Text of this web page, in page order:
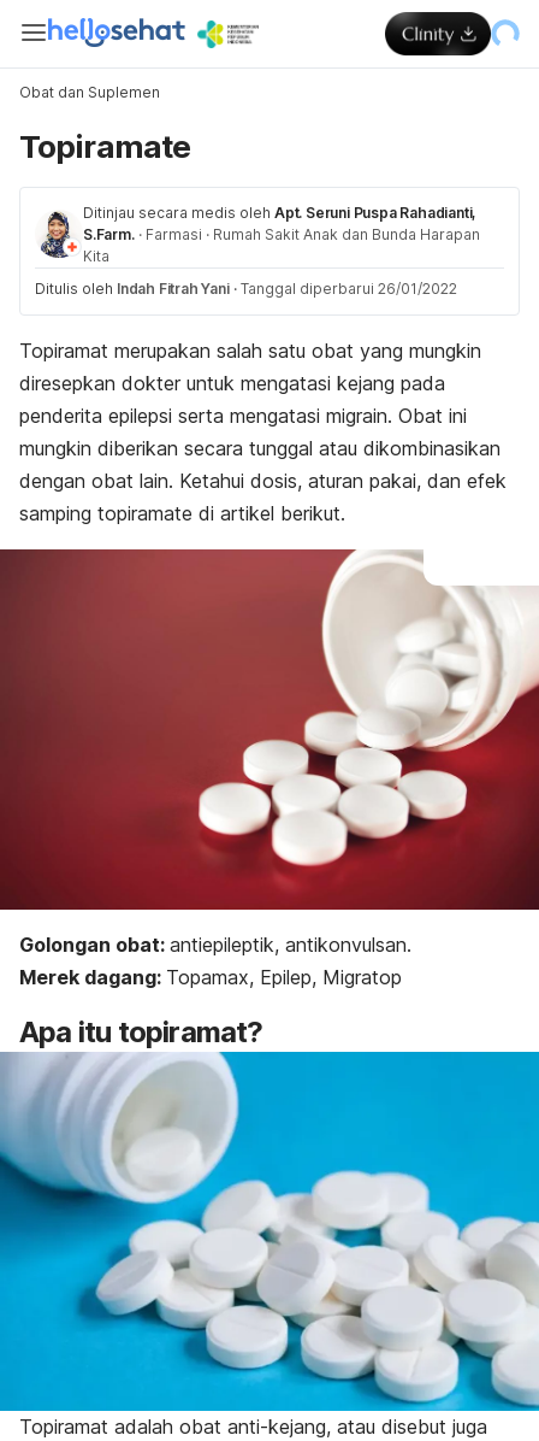
Obat dan Suplemen
Topiramate
Ditinjau secara medis oleh Apt. Seruni Puspa Rahadianti,
S.Farm. · Farmasi · Rumah Sakit Anak dan Bunda Harapan
Kita
Ditulis oleh Indah Fitrah Yani · Tanggal diperbarui 26/01/2022
Topiramat merupakan salah satu obat yang mungkin
diresepkan dokter untuk mengatasi kejang pada
penderita epilepsi serta mengatasi migrain. Obat ini
mungkin diberikan secara tunggal atau dikombinasikan
dengan obat lain. Ketahui dosis, aturan pakai, dan efek
samping topiramate di artikel berikut.
Golongan obat: antiepileptik, antikonvulsan.
Merek dagang: Topamax, Epilep, Migratop
Apa itu topiramat?
Topiramat adalah obat anti-kejang, atau disebut juga